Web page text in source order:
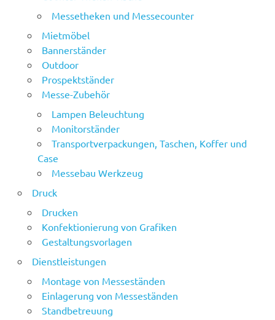
Messetheken und Messecounter
Mietmöbel
Bannerständer
Outdoor
Prospektständer
Messe-Zubehör
Lampen Beleuchtung
Monitorständer
Transportverpackungen, Taschen, Koffer und
Case
Messebau Werkzeug
Druck
Drucken
Konfektionierung von Grafiken
Gestaltungsvorlagen
Dienstleistungen
Montage von Messeständen
Einlagerung von Messeständen
Standbetreuung